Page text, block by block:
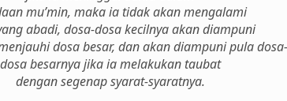
mu’min, maka ia tidak akan mengalami
abadi, dosa-dosa kecilnya akan diampuni
dosa besar, dan akan diampuni pula dosa-
dosa besarnya jika ia melakukan taubat
dengan segenap syarat-syaratnya.